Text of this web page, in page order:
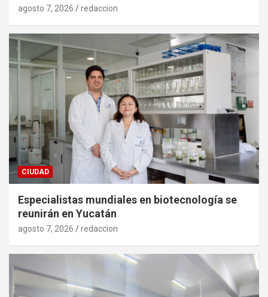
agosto 7, 2026 redaccion
CIUDAD
Especialistas mundiales en biotecnología se
reunirán en Yucatán
agosto 7, 2026 redaccion